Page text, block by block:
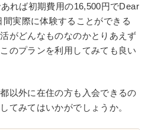
れば初期費用の16,500円でDear
実際に体験することができる
がどんなものなのかとりあえず
のプランを利用してみても良い
以外に在住の方も入会できるの
てみてはいかがでしょうか。